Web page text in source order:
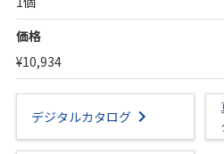
価格
¥10,934
デジタルカタログ